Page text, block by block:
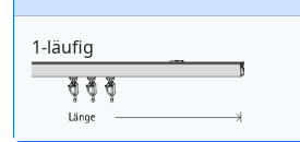
1-läufig